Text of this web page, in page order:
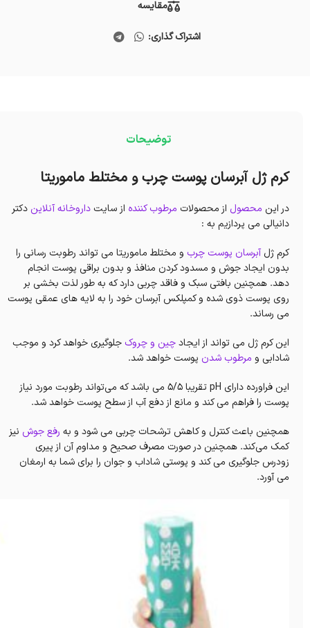
مقایسه
اشتراک گذاری:
توضیحات
کرم ژل آبرسان پوست چرب و مختلط ماموریتا
در این محصول از محصولات مرطوب کننده از سایتداروخانه آنلاین دکتر
دانیالی می پردازیم به :
کرم ژلآبرسان پوست چرب و مختلط ماموریتا می تواند رطوبت رسانی را
بدون ایجاد جوش و مسدود کردن منافذ و بدون براقی پوست انجام
دهد. همچنین بافتی سبک و فاقد چربی دارد که به طور لذت بخشی بر
روی پوست ذوی شده و کمپلکس آبرسان خود را به لایه های عمقی پوست
می رساند.
این کرم ژل می تواند از ایجادچین و چروک جلوگیری خواهد کرد و موجب
شادابی و مرطوب شدن پوست خواهد شد.
این فراورده دارای pH تقریبا 5/5 می باشد که می‌تواند رطوبت مورد نیاز
پوست را فراهم می کند و مانع از دفع آب از سطح پوست خواهد شد.
همچنین باعث کنترل و کاهش ترشحات چربی می شود و به رفع جوش‌ نیز
کمک می‌کند. همچنین در صورت مصرف صحیح و مداوم آن از پیری
زودرس جلوگیری می کند و پوستی شاداب و جوان را برای شما به ارمغان
می آورد.